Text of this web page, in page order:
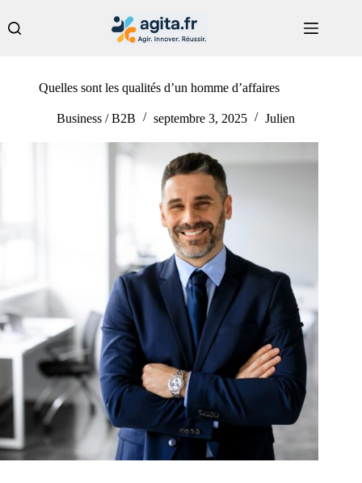
au
contenu
Quelles sont les qualités d’un homme d’affaires
Business / B2B septembre 3, 2025 Julien